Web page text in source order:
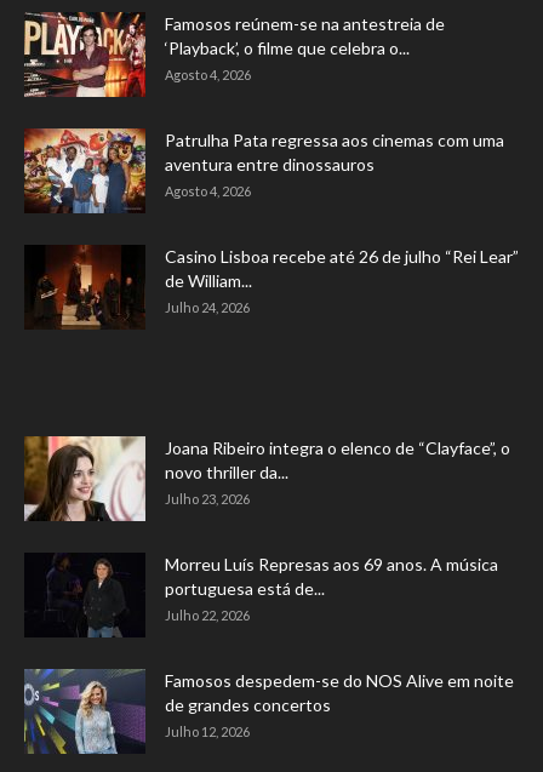
Famosos reúnem-se na antestreia de
‘Playback’, o filme que celebra o...
Agosto 4, 2026
Patrulha Pata regressa aos cinemas com uma
aventura entre dinossauros
Agosto 4, 2026
Casino Lisboa recebe até 26 de julho “Rei Lear”
de William...
Julho 24, 2026
Joana Ribeiro integra o elenco de “Clayface”, o
novo thriller da...
Julho 23, 2026
Morreu Luís Represas aos 69 anos. A música
portuguesa está de...
Julho 22, 2026
Famosos despedem-se do NOS Alive em noite
de grandes concertos
Julho 12, 2026